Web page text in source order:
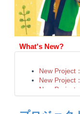
What's New?